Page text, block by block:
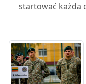
startować każda